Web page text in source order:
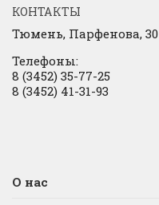
КОНТАКТЫ
Тюмень, Парфенова, 30
Телефоны:
8 (3452) 35-77-25
8 (3452) 41-31-93
О нас